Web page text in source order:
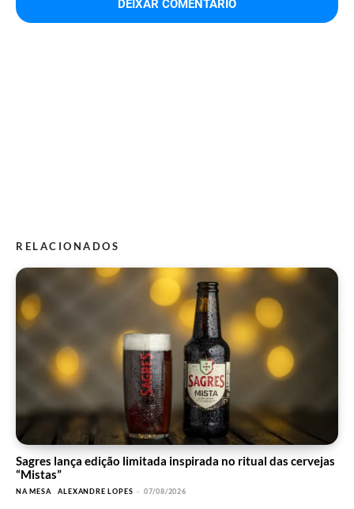
RELACIONADOS
Sagres lança edição limitada inspirada no ritual das cervejas
“Mistas”
NA MESA ALEXANDRE LOPES - 07/08/2026